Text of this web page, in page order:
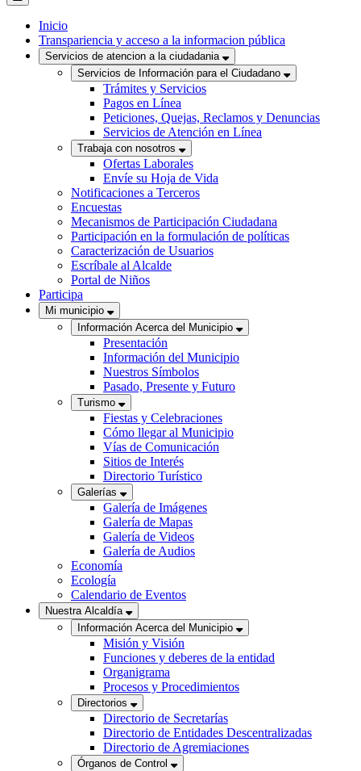
Inicio
Transpariencia y acceso a la informacion pública
Servicios de atencion a la ciudadania
Servicios de Información para el Ciudadano
Trámites y Servicios
Pagos en Línea
Peticiones, Quejas, Reclamos y Denuncias
Servicios de Atención en Línea
Trabaja con nosotros
Ofertas Laborales
Envíe su Hoja de Vida
Notificaciones a Terceros
Encuestas
Mecanismos de Participación Ciudadana
Participación en la formulación de políticas
Caracterización de Usuarios
Escríbale al Alcalde
Portal de Niños
Participa
Mi municipio
Información Acerca del Municipio
Presentación
Información del Municipio
Nuestros Símbolos
Pasado, Presente y Futuro
Turismo
Fiestas y Celebraciones
Cómo llegar al Municipio
Vías de Comunicación
Sitios de Interés
Directorio Turístico
Galerías
Galería de Imágenes
Galería de Mapas
Galería de Videos
Galería de Audios
Economía
Ecología
Calendario de Eventos
Nuestra Alcaldía
Información Acerca del Municipio
Misión y Visión
Funciones y deberes de la entidad
Organigrama
Procesos y Procedimientos
Directorios
Directorio de Secretarías
Directorio de Entidades Descentralizadas
Directorio de Agremiaciones
Órganos de Control